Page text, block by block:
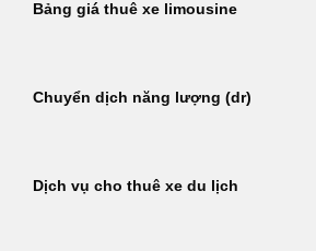
Bảng giá thuê xe limousine
Chuyển dịch năng lượng (dr)
Dịch vụ cho thuê xe du lịch